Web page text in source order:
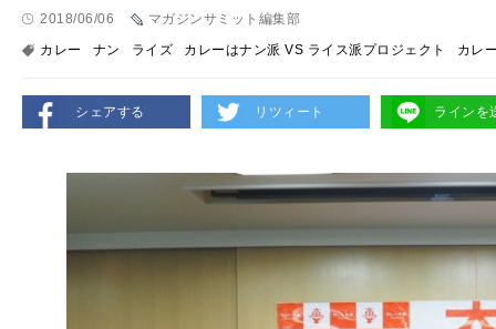
2018/06/06
マガジンサミット編集部
カレー
ナン ライズ カレーはナン派 VS ライス派プロジェクト カレ
シェアする リツィート ラインを